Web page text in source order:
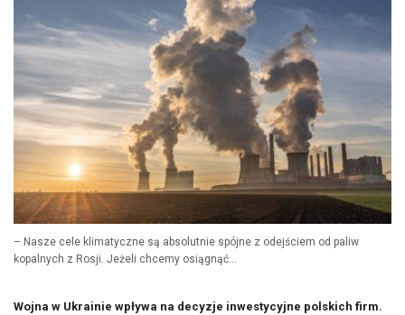
– Nasze cele klimatyczne są absolutnie spójne z odejściem od paliw
kopalnych z Rosji. Jeżeli chcemy osiągnąć...
Wojna w Ukrainie wpływa na decyzje inwestycyjne polskich firm.